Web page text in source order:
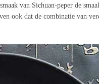
van Sichuan-peper de
ook dat de combinatie van